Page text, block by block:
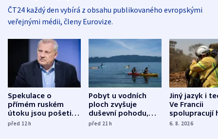
ČT24 každý den vybírá z obsahu publikovaného evropskými
veřejnými médii, členy Eurovize.
Spekulace o
přímém ruském
útoku jsou pošetilé,
míní estonský
před 12h
Pobyt u vodních
ploch zvyšuje
duševní pohodu,
ukázala
před 21h
Jiný jazyk i
Ve Francii
spolupracují
různých zemí
6. 8. 2026